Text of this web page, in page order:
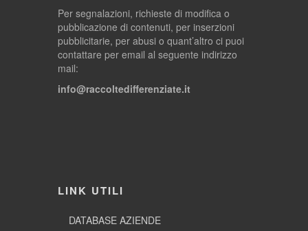
Per segnalazioni, richieste di modifica o
pubblicazione di contenuti, per inserzioni
pubblicitarie, per abusi o quant’altro ci puoi
contattare per email al seguente indirizzo
mail:
info@raccoltedifferenziate.it
LINK UTILI
DATABASE AZIENDE